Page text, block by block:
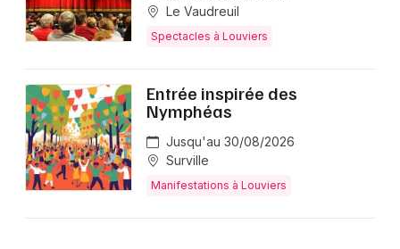
27 - Eure
Choisir mes départements
Le Vaudreuil
Spectacles à Louviers
Entrée inspirée des
Nymphéas
Jusqu'au 30/08/2026
Surville
Manifestations à Louviers